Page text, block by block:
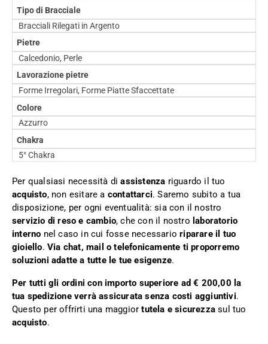
Tipo di Bracciale
Bracciali Rilegati in Argento
Pietre
Calcedonio, Perle
Lavorazione pietre
Forme Irregolari, Forme Piatte Sfaccettate
Colore
Azzurro
Chakra
5° Chakra
Per qualsiasi necessità diassistenza riguardo il tuo
acquisto, non esitare a contattarci. Saremo subito a tua
disposizione, per ogni eventualità: sia con il nostro
servizio di reso e cambio, che con il nostro laboratorio
interno nel caso in cui fosse necessarioriparare il tuo
gioiello.Via chat, mail o telefonicamente ti proporremo
soluzioni adatte a tutte le tue esigenze.
Per tutti gli ordini con importo superiore ad € 200,00 la
tua spedizione verrà assicurata senza costi aggiuntivi.
Questo per offrirti una maggiortutela e sicurezza sul tuo
acquisto.